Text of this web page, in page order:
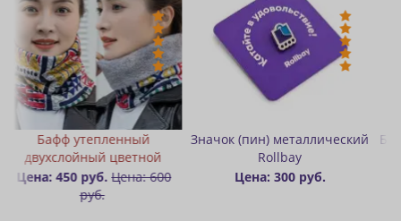
Значок (пин) металлический
Rollbay
Цена: 300 руб.
Бафф «Шарф-труба»
цвета
Цена: 250 руб.